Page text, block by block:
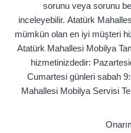
sorunu veya sorunu
inceleyebilir. Atatürk
mümkün olan en iyi müşteri
Atatürk Mahallesi Mobilya
hizmetinizdedir:
Cumartesi günleri sabah
Mahallesi Mobilya Servisi